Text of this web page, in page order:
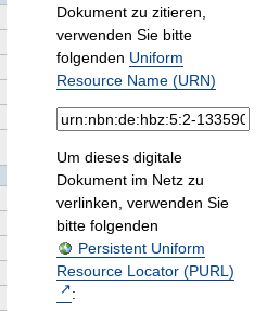
Dokument zu zitieren,
verwenden Sie bitte
folgenden Uniform
Resource Name (URN)
Um dieses digitale
Dokument im Netz zu
verlinken, verwenden Sie
bitte folgenden
Persistent Uniform
Resource Locator (PURL)
: